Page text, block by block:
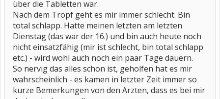
über die Tabletten war.
Nach dem Tropf geht es mir immer schlecht. Bin
total schlapp. Hatte meinen letzten am letzten
Dienstag (das war der 16.) und bin auch heute noch
nicht einsatzfähig (mir ist schlecht, bin total schlapp
etc.) - wird wohl auch noch ein paar Tage dauern.
So nervig das alles schon ist, geholfen hat es mir
wahrscheinlich - es kamen in letzter Zeit immer so
kurze Bemerkungen von den Ärzten, dass es bei mir